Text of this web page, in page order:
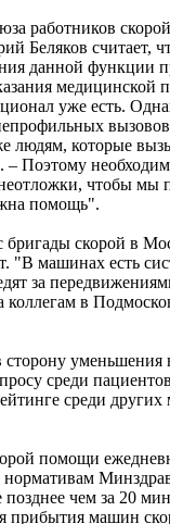
работников
Беляков считает,
данной функции
уже есть.
людям, которые
– Поэтому
чтобы мы
помощь".
бригады скорой в
"В машинах есть
за
коллегам в
сторону уменьшения
среди
среди
помощи
чем за 20
прибытия машин